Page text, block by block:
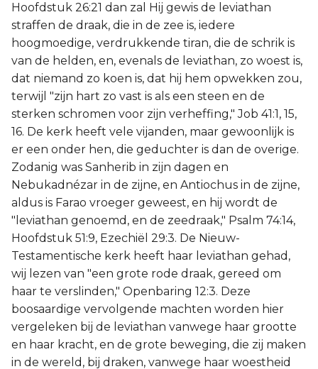
Hoofdstuk 26:21 dan zal Hij gewis de leviathan
straffen de draak, die in de zee is, iedere
hoogmoedige, verdrukkende tiran, die de schrik is
van de helden, en, evenals de leviathan, zo woest is,
dat niemand zo koen is, dat hij hem opwekken zou,
terwijl "zijn hart zo vast is als een steen en de
sterken schromen voor zijn verheffing," Job 41:1, 15,
16. De kerk heeft vele vijanden, maar gewoonlijk is
er een onder hen, die geduchter is dan de overige.
Zodanig was Sanherib in zijn dagen en
Nebukadnézar in de zijne, en Antiochus in de zijne,
aldus is Farao vroeger geweest, en hij wordt de
"leviathan genoemd, en de zeedraak," Psalm 74:14,
Hoofdstuk 51:9, Ezechiël 29:3. De Nieuw-
Testamentische kerk heeft haar leviathan gehad,
wij lezen van "een grote rode draak, gereed om
haar te verslinden," Openbaring 12:3. Deze
boosaardige vervolgende machten worden hier
vergeleken bij de leviathan vanwege haar grootte
en haar kracht, en de grote beweging, die zij maken
in de wereld, bij draken, vanwege haar woestheid